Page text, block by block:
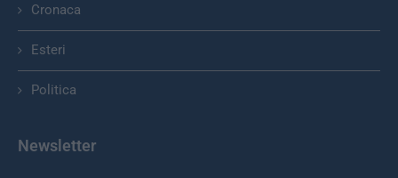
Cronaca
Esteri
Politica
Newsletter